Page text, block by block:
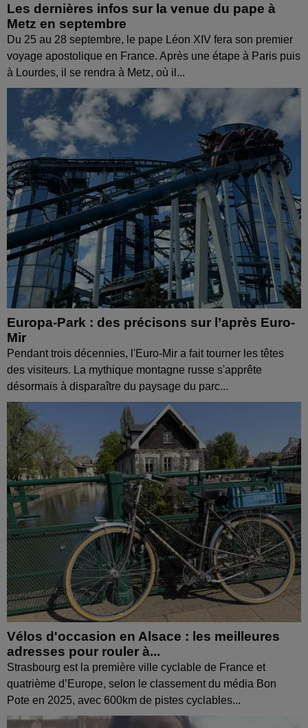
Les dernières infos sur la venue du pape à
Metz en septembre
Du 25 au 28 septembre, le pape Léon XIV fera son premier
voyage apostolique en France. Après une étape à Paris puis
à Lourdes, il se rendra à Metz, où il...
Europa-Park : des précisons sur l’après Euro-
Mir
Pendant trois décennies, l'Euro-Mir a fait tourner les têtes
des visiteurs. La mythique montagne russe s'apprête
désormais à disparaître du paysage du parc...
Vélos d'occasion en Alsace : les meilleures
adresses pour rouler à...
Strasbourg est la première ville cyclable de France et
quatrième d’Europe, selon le classement du média Bon
Pote en 2025, avec 600km de pistes cyclables...